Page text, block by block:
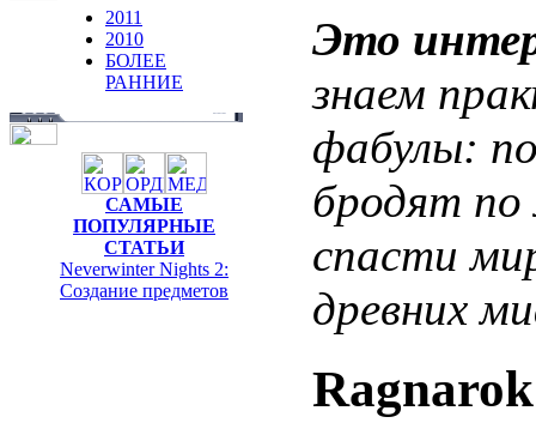
2011
2010
БОЛЕЕ
РАННИЕ
САМЫЕ
ПОПУЛЯРНЫЕ
СТАТЬИ
Neverwinter Nights 2:
Cоздание предметов
Это
знаем
фабулы:
бродят
спасти
древних